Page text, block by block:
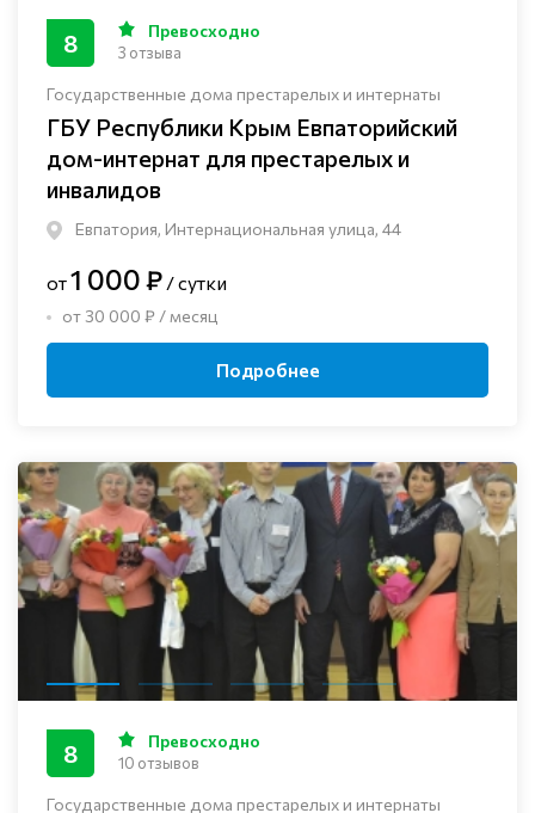
Государственные дома престарелых и интернаты
ГБУ Республики Крым Евпаторийский
дом-интернат для престарелых и
инвалидов
Евпатория, Интернациональная улица, 44
8 Превосходно
3 отзыва
от1 000 ₽ / сутки
от 30 000 ₽ / месяц
Подробнее
Государственные дома престарелых и интернаты
8 Превосходно
10 отзывов